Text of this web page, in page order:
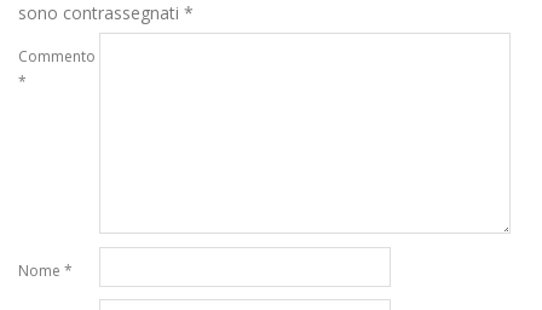
sono contrassegnati *
Commento
*
Nome *